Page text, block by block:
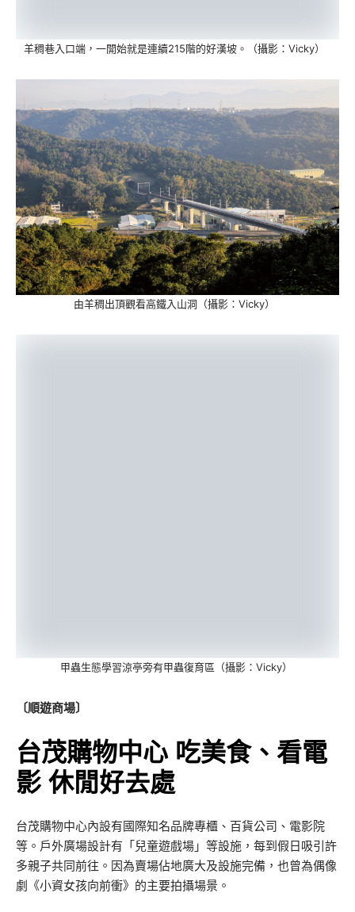
羊稠巷入口端，一開始就是連續215階的好漢坡。（攝影：Vicky）
由羊稠出頂觀看高鐵入山洞（攝影：Vicky）
甲蟲生態學習涼亭旁有甲蟲復育區（攝影：Vicky）
〔順遊商場〕
台茂購物中心 吃美食、看電
影 休閒好去處
台茂購物中心內設有國際知名品牌專櫃、百貨公司、電影院
等。戶外廣場設計有「兒童遊戲場」等設施，每到假日吸引許
多親子共同前往。因為賣場佔地廣大及設施完備，也曾為偶像
劇《小資女孩向前衝》的主要拍攝場景。